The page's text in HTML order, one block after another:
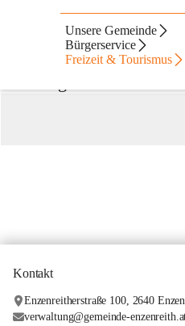
Unsere Gemeinde
Bürgerservice
Freizeit & Tourismus
Freiwillige
Köttlach
Kontakt
Enzenreitherstraße 100, 2640
verwaltung@gemeinde-